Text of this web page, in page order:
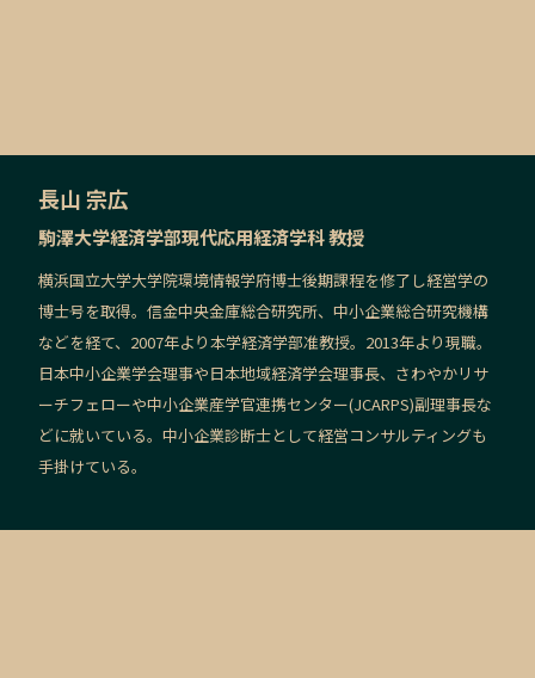
長山 宗広
駒澤大学経済学部現代応用経済学科 教授
横浜国立大学大学院環境情報学府博士後期課程を修了し経営学の
博士号を取得。信金中央金庫総合研究所、中小企業総合研究機構
などを経て、2007年より本学経済学部准教授。2013年より現職。
日本中小企業学会理事や日本地域経済学会理事長、さわやかリサ
ーチフェローや中小企業産学官連携センター(JCARPS)副理事長な
どに就いている。中小企業診断士として経営コンサルティングも
手掛けている。